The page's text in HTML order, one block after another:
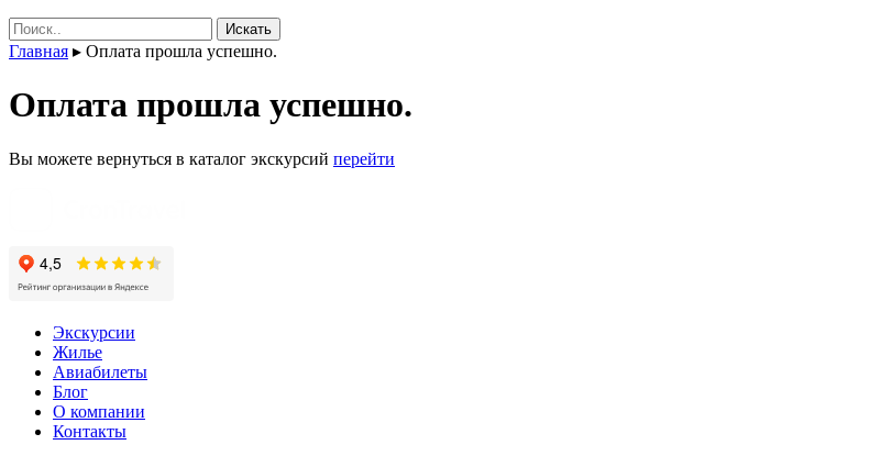
Поиск:
Главная ▸ Оплата прошла успешно.
Оплата прошла успешно.
Вы можете вернуться в каталог экскурсий перейти
Экскурсии
Жилье
Авиабилеты
Блог
О компании
Контакты